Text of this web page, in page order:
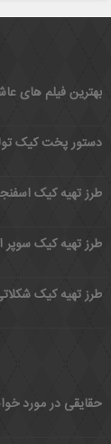
بهترین فیلم های
دستور پخت کیک تولد
طرز تهیه کیک
طرز تهیه کیک
طرز تهیه کیک شکلاتی 3 تخم